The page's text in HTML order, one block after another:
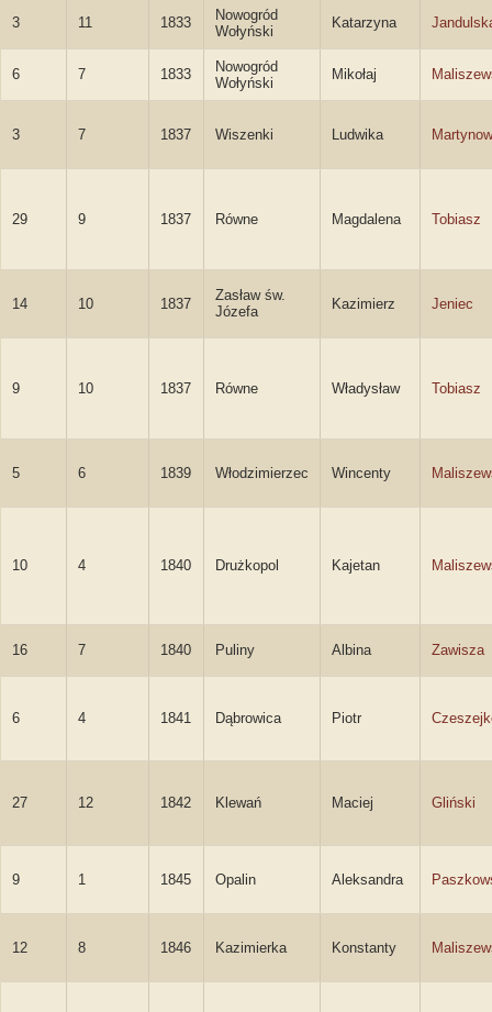
3 11 1833
Nowogród
Wołyński
Katarzyna
6 7 1833
Nowogród
Wołyński
Mikołaj
3 7 1837 Wiszenki Ludwika
29 9 1837 Równe Magdalena Tobiasz
14 10 1837
Zasław św.
Józefa
Kazimierz Jeniec
9 10 1837 Równe Władysław Tobiasz
5 6 1839 Włodzimierzec Wincenty
10 4 1840 Drużkopol Kajetan
16 7 1840 Puliny Albina Zawisza
6 4 1841 Dąbrowica Piotr
27 12 1842 Klewań Maciej Gliński
9 1 1845 Opalin Aleksandra
12 8 1846 Kazimierka Konstanty